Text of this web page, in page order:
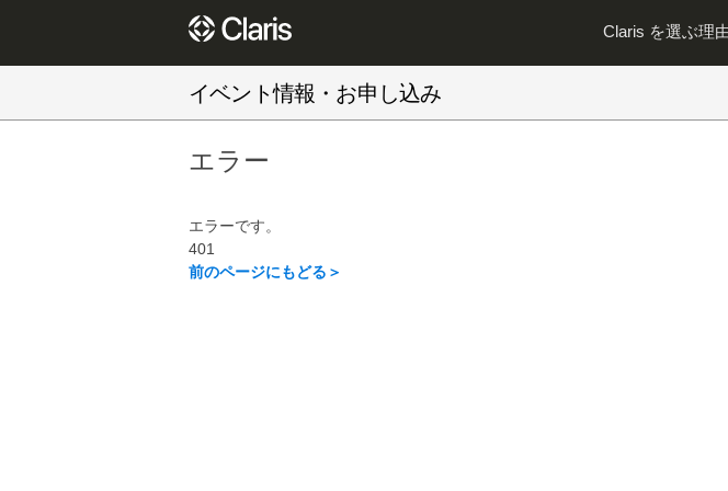
Claris を選ぶ理
イベント情報・お申し込み
エラー
エラーです。
401
前のページにもどる＞